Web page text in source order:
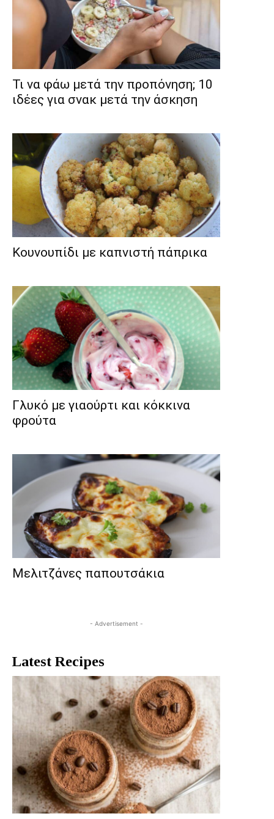
Τι να φάω μετά την προπόνηση; 10
ιδέες για σνακ μετά την άσκηση
Κουνουπίδι με καπνιστή πάπρικα
Γλυκό με γιαούρτι και κόκκινα
φρούτα
Μελιτζάνες παπουτσάκια
- Advertisement -
Latest Recipes